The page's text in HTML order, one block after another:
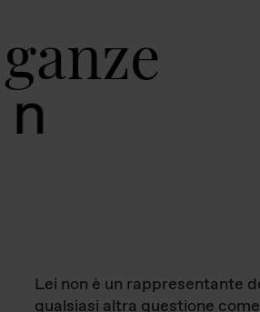
ganz
Lei non è un rappresentante
qualsiasi altra questione